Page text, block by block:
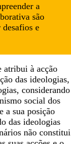
a
são
e
atribui à acção
das ideologias,
considerando
social dos
a sua posição
das ideologias
não constitui